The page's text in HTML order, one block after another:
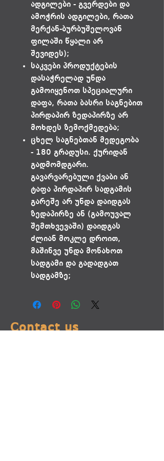
ადგილები - გვერდები და
ამოჭრის ადგილები, რათა
მერქან-ბურბუშელოვან
ფილაში წყალი არ
შევიდეს);
საკვები პროდუქტების
დასაჭრელად უნდა
გამოიყენოთ სპეციალური
დაფა, რათა ბასრი საგნებით
პირდაპირ ზედაპირზე არ
მოხდეს ზემოქმედება;
ცხელ საგნებთან მედეგობა
- 180 გრადუსი. ქურიდან
გადმომდგარი.
გავარვარებული ქვაბი ან
ტაფა პირდაპირ სადგამის
გარეშე არ უნდა დაიდგას
ზედაპირზე ან (გამოუვალ
შემთხვევაში) დაიდგას
ძლიან მოკლე დროით,
მაშინვე უნდა მონახოთ
სადგამი და გადადგათ
სადგამზე;
Contact us